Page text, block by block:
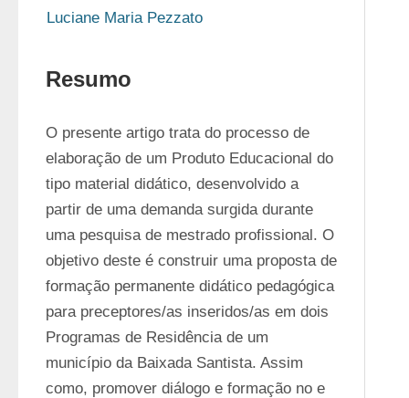
Luciane Maria Pezzato
Resumo
O presente artigo trata do processo de
elaboração de um Produto Educacional do
tipo material didático, desenvolvido a
partir de uma demanda surgida durante
uma pesquisa de mestrado profissional. O
objetivo deste é construir uma proposta de
formação permanente didático pedagógica
para preceptores/as inseridos/as em dois
Programas de Residência de um
município da Baixada Santista. Assim
como, promover diálogo e formação no e